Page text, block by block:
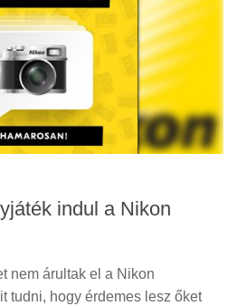
indul a Nikon
nem árultak el a Nikon
tudni, hogy érdemes lesz őket